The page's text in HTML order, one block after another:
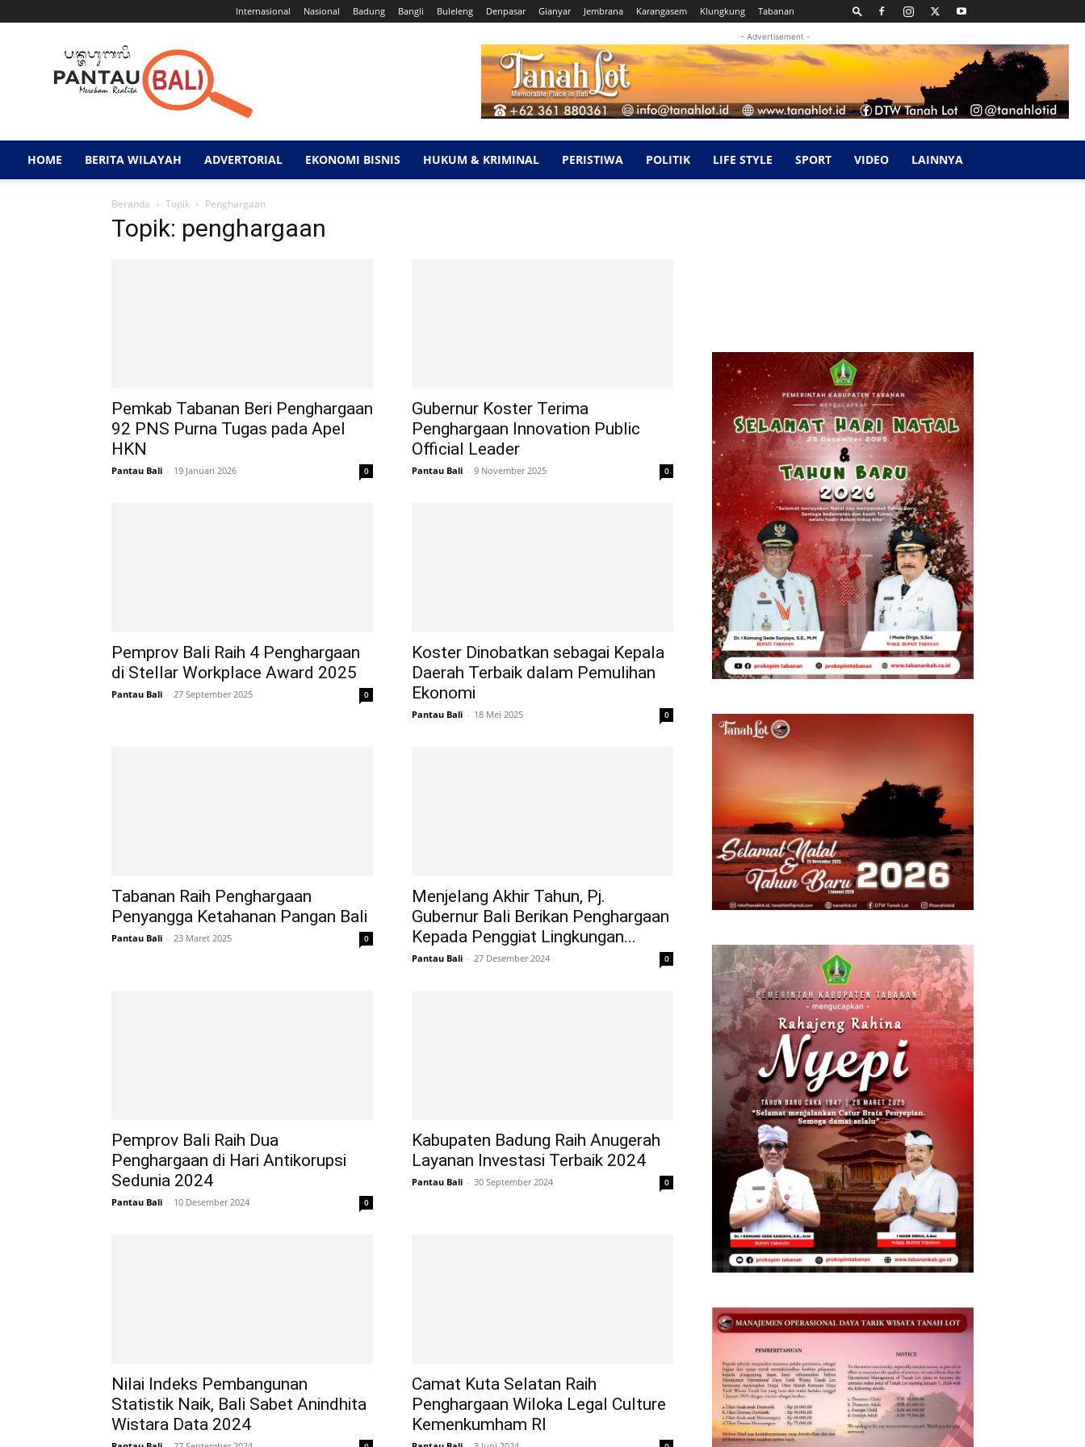
Internasional Nasional Badung Bangli Buleleng Denpasar Gianyar Jembrana Karangasem Klungkung Tabanan
Pantau
Bali
- Advertisement -
HOME BERITA WILAYAH ADVERTORIAL EKONOMI BISNIS HUKUM & KRIMINAL PERISTIWA POLITIK LIFE STYLE SPORT VIDEO LAINNYA
Beranda Topik Penghargaan
Topik: penghargaan
Pemkab Tabanan Beri Penghargaan
92 PNS Purna Tugas pada Apel
HKN
Pantau Bali - 19 Januari 2026 0
Gubernur Koster Terima
Penghargaan Innovation Public
Official Leader
Pantau Bali - 9 November 2025 0
Pemprov Bali Raih 4 Penghargaan
di Stellar Workplace Award 2025
Pantau Bali - 27 September 2025 0
Koster Dinobatkan sebagai Kepala
Daerah Terbaik dalam Pemulihan
Ekonomi
Pantau Bali - 18 Mei 2025 0
Tabanan Raih Penghargaan
Penyangga Ketahanan Pangan Bali
Pantau Bali - 23 Maret 2025 0
Menjelang Akhir Tahun, Pj.
Gubernur Bali Berikan Penghargaan
Kepada Penggiat Lingkungan...
Pantau Bali - 27 Desember 2024 0
Pemprov Bali Raih Dua
Penghargaan di Hari Antikorupsi
Sedunia 2024
Pantau Bali - 10 Desember 2024 0
Kabupaten Badung Raih Anugerah
Layanan Investasi Terbaik 2024
Pantau Bali - 30 September 2024 0
Nilai Indeks Pembangunan
Statistik Naik, Bali Sabet Anindhita
Wistara Data 2024
Camat Kuta Selatan Raih
Penghargaan Wiloka Legal Culture
Kemenkumham RI